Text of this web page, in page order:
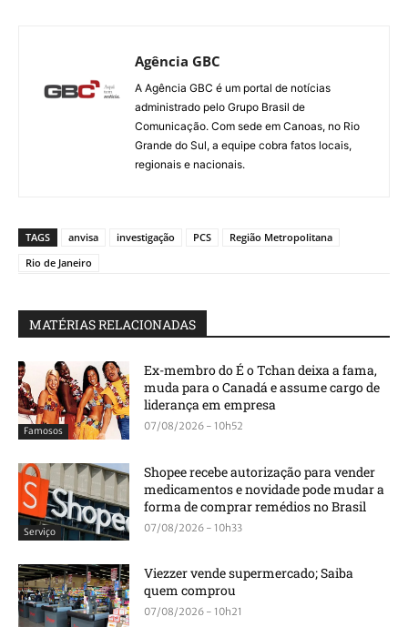
Agência GBC
A Agência GBC é um portal de notícias
administrado pelo Grupo Brasil de
Comunicação. Com sede em Canoas, no Rio
Grande do Sul, a equipe cobra fatos locais,
regionais e nacionais.
TAGS anvisa investigação PCS
Região Metropolitana
Rio de Janeiro
MATÉRIAS RELACIONADAS
Famosos
Ex-membro do É o Tchan deixa a fama,
muda para o Canadá e assume cargo de
liderança em empresa
07/08/2026 - 10h52
Serviço
Shopee recebe autorização para vender
medicamentos e novidade pode mudar a
forma de comprar remédios no Brasil
07/08/2026 - 10h33
Viezzer vende supermercado; Saiba
quem comprou
07/08/2026 - 10h21